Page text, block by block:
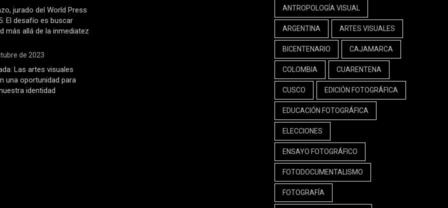
jurado del World Press
El desafío es buscar
más allá de la inmediatez
de 2023
Las artes visuales
una oportunidad para
identidad
ANTROPOLOGÍA VISUAL
ARGENTINA ARTES VISUALES
BICENTENARIO CAJAMARCA
COLOMBIA CUARENTENA
CUSCO EDICIÓN FOTOGRÁFICA
EDUCACIÓN FOTOGRÁFICA
ELECCIONES
ENSAYO FOTOGRÁFICO
FOTODOCUMENTALISMO
FOTOGRAFÍA